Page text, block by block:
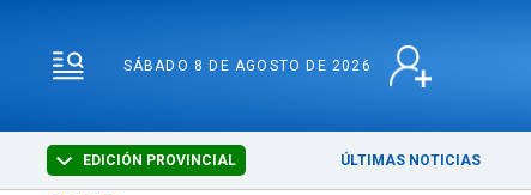
SÁBADO 8 DE AGOSTO DE 2026
EDICIÓN PROVINCIAL ÚLTIMAS NOTICIAS
SÁBADO 8 DE AGOSTO